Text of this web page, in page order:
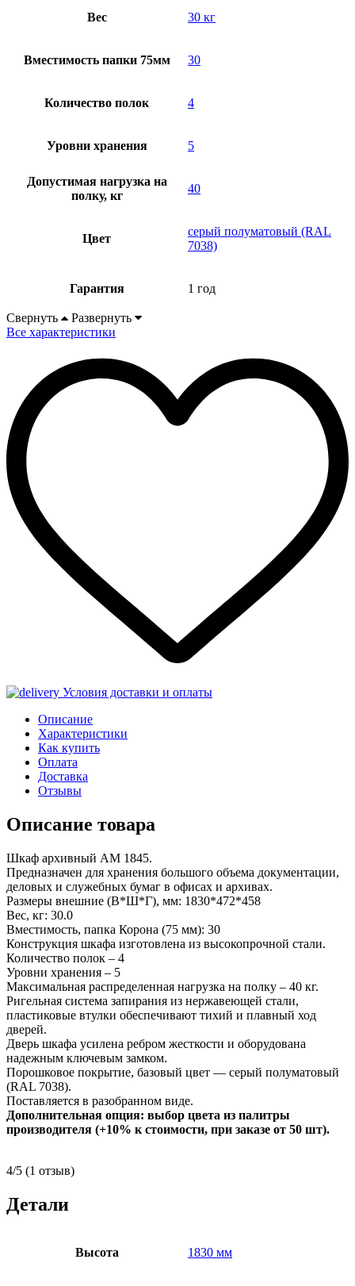
Вес 30 кг
Вместимость папки 75мм 30
Количество полок 4
Уровни хранения 5
Допустимая нагрузка на
полку, кг
40
Цвет
серый полуматовый (RAL
7038)
Гарантия 1 год
Свернуть
Развернуть
Все характеристики
Условия доставки и оплаты
Описание
Характеристики
Как купить
Оплата
Доставка
Отзывы
Описание товара
Шкаф архивный АМ 1845.
Предназначен для хранения большого объема документации,
деловых и служебных бумаг в офисах и архивах.
Размеры внешние (В*Ш*Г), мм: 1830*472*458
Вес, кг: 30.0
Вместимость, папка Корона (75 мм): 30
Конструкция шкафа изготовлена из высокопрочной стали.
Количество полок – 4
Уровни хранения – 5
Максимальная распределенная нагрузка на полку – 40 кг.
Ригельная система запирания из нержавеющей стали,
пластиковые втулки обеспечивают тихий и плавный ход
дверей.
Дверь шкафа усилена ребром жесткости и оборудована
надежным ключевым замком.
Порошковое покрытие, базовый цвет — серый полуматовый
(RAL 7038).
Поставляется в разобранном виде.
Дополнительная опция: выбор цвета из палитры
производителя (+10% к стоимости, при заказе от 50 шт).
4/5 (1 отзыв)
Детали
Высота 1830 мм